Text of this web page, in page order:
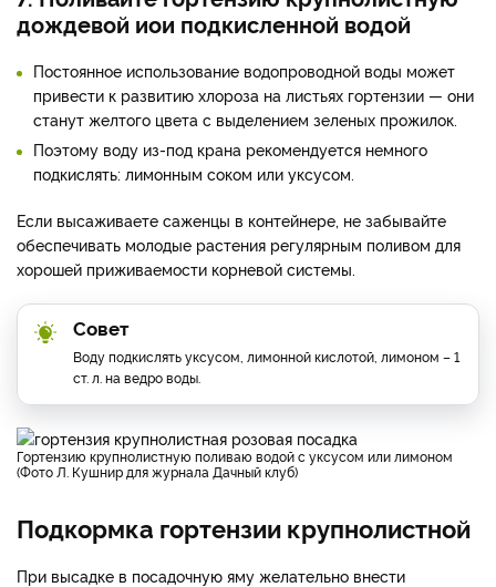
дождевой иои подкисленной водой
Постоянное использование водопроводной воды может
привести к развитию хлороза на листьях гортензии — они
станут желтого цвета с выделением зеленых прожилок.
Поэтому воду из-под крана рекомендуется немного
подкислять: лимонным соком или уксусом.
Если высаживаете саженцы в контейнере, не забывайте
обеспечивать молодые растения регулярным поливом для
хорошей приживаемости корневой системы.
Совет
Воду подкислять уксусом, лимонной кислотой, лимоном – 1
ст. л. на ведро воды.
Гортензию крупнолистную поливаю водой с уксусом или лимоном
(Фото Л. Кушнир для журнала Дачный клуб)
Подкормка гортензии крупнолистной
При высадке в посадочную яму желательно внести